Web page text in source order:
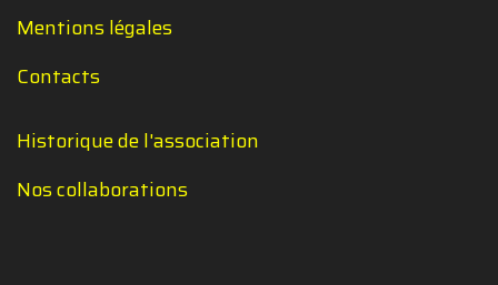
Mentions légales
Contacts
Historique de l'association
Nos collaborations